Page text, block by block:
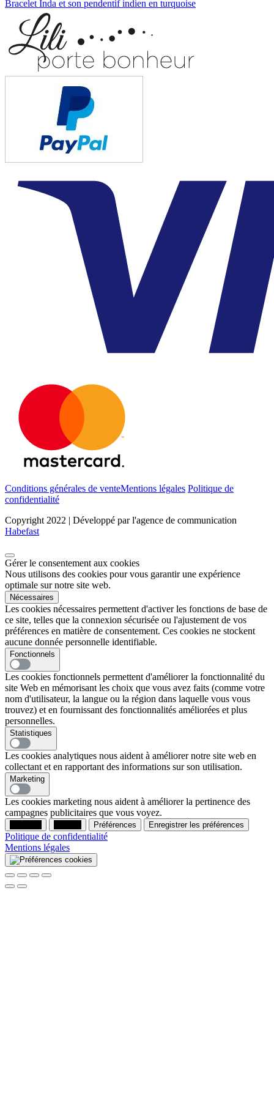
argent
massif
925
l’article
Bracelet Inda et son pendentif indien en turquoise
Conditions générales de venteMentions légales Politique de
confidentialité
Copyright 2022 | Développé par l'agence de communication
Habefast
Gérer le consentement aux cookies
Nous utilisons des cookies pour vous garantir une expérience
optimale sur notre site web.
Nécessaires
Les cookies nécessaires permettent d'activer les fonctions de base de
ce site, telles que la connexion sécurisée ou l'ajustement de vos
préférences en matière de consentement. Ces cookies ne stockent
aucune donnée personnelle identifiable.
Fonctionnels
Les cookies fonctionnels permettent d'améliorer la fonctionnalité du
site Web en mémorisant les choix que vous avez faits (comme votre
nom d'utilisateur, la langue ou la région dans laquelle vous vous
trouvez) et en fournissant des fonctionnalités améliorées et plus
personnelles.
Statistiques
Les cookies analytiques nous aident à améliorer notre site web en
collectant et en rapportant des informations sur son utilisation.
Marketing
Les cookies marketing nous aident à améliorer la pertinence des
campagnes publicitaires que vous voyez.
Préférences Enregistrer les préférences
Politique de confidentialité
Mentions légales